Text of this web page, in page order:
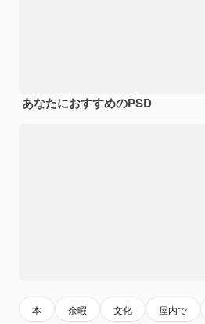
あなたにおすすめのPSD
本 余暇 文化 屋内で